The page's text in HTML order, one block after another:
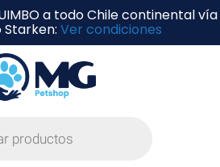
a todo Chile continental vía
Starken: Ver condiciones